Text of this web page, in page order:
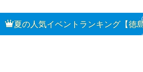
夏の人気イベントランキング【徳